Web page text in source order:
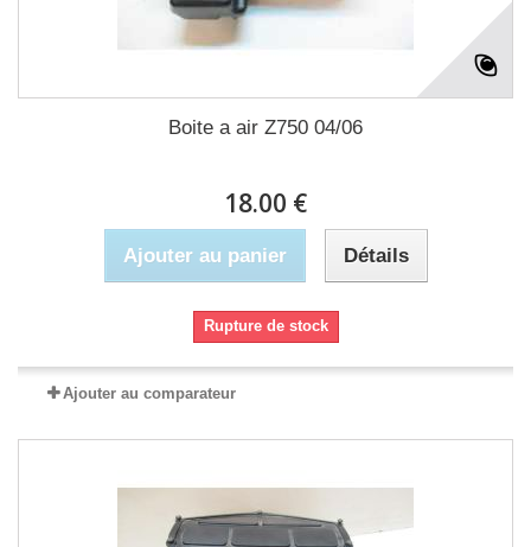
Boite a air Z750 04/06
18.00 €
Ajouter au panier Détails
Rupture de stock
Ajouter au comparateur